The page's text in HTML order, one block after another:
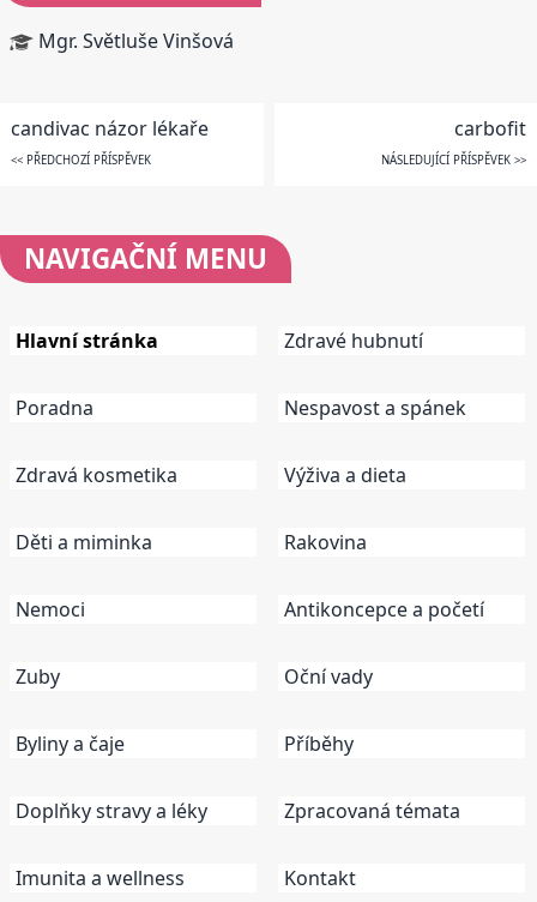
Mgr. Světluše Vinšová
candivac názor lékaře
<< PŘEDCHOZÍ PŘÍSPĚVEK
carbofit
NÁSLEDUJÍCÍ PŘÍSPĚVEK >>
NAVIGAČNÍ MENU
Hlavní stránka
Poradna
Zdravá kosmetika
Děti a miminka
Nemoci
Zuby
Byliny a čaje
Doplňky stravy a léky
Imunita a wellness
Zdravé hubnutí
Nespavost a spánek
Výživa a dieta
Rakovina
Antikoncepce a početí
Oční vady
Příběhy
Zpracovaná témata
Kontakt